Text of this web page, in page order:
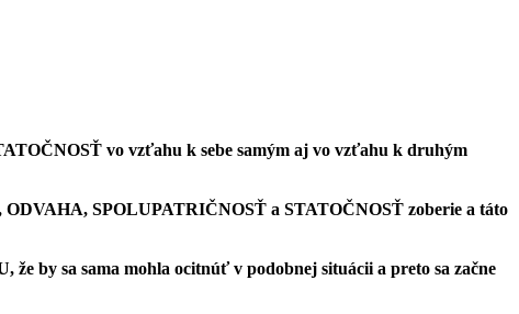
vo vzťahu k sebe samým aj vo vzťahu k druhým
SPOLUPATRIČNOSŤ a STATOČNOSŤ zoberie a táto
by sa sama mohla ocitnúť v podobnej situácii a preto sa začne